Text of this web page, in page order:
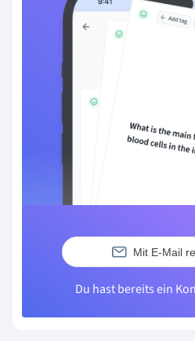
Mit E-Mail
Du hast bereits ein